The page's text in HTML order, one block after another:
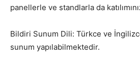
panellerle ve standlarla da
Bildiri Sunum Dili: Türkce ve
sunum yapılabilmektedir.